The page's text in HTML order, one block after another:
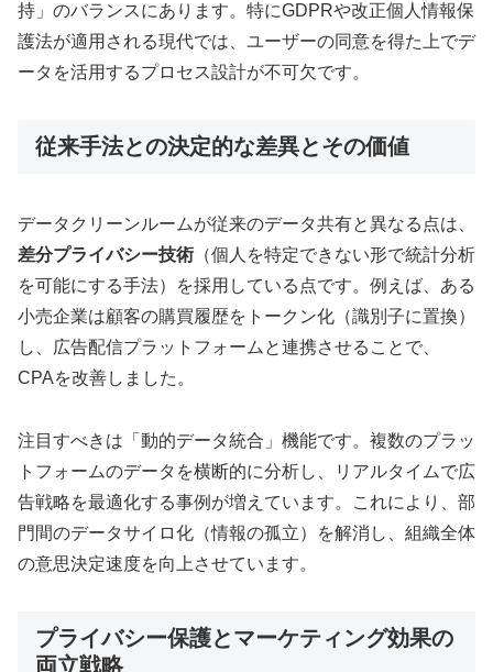
持」のバランスにあります。特にGDPRや改正個人情報保
護法が適用される現代では、ユーザーの同意を得た上でデ
ータを活用するプロセス設計が不可欠です。
従来手法との決定的な差異とその価値
データクリーンルームが従来のデータ共有と異なる点は、
差分プライバシー技術 （個人を特定できない形で統計分析
を可能にする手法）を採用している点です。例えば、ある
小売企業は顧客の購買履歴をトークン化（識別子に置換）
し、広告配信プラットフォームと連携させることで、
CPAを改善しました。
注目すべきは「動的データ統合」機能です。複数のプラッ
トフォームのデータを横断的に分析し、リアルタイムで広
告戦略を最適化する事例が増えています。これにより、部
門間のデータサイロ化（情報の孤立）を解消し、組織全体
の意思決定速度を向上させています。
プライバシー保護とマーケティング効果の
両立戦略